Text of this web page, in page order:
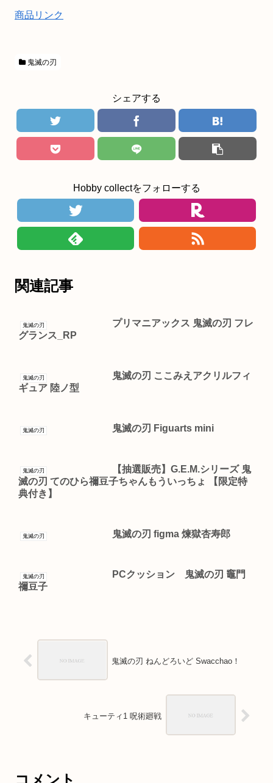
商品リンク
鬼滅の刃
シェアする
Hobby collectをフォローする
関連記事
鬼滅の刃
プリマニアックス 鬼滅の刃 フレ
グランス_RP
鬼滅の刃
鬼滅の刃 ここみえアクリルフィ
ギュア 陸ノ型
鬼滅の刃 鬼滅の刃 Figuarts mini
鬼滅の刃
【抽選販売】G.E.M.シリーズ 鬼
滅の刃 てのひら禰豆子ちゃんもういっちょ 【限定特
典付き】
鬼滅の刃 鬼滅の刃 figma 煉獄杏寿郎
鬼滅の刃
PCクッション 鬼滅の刃 竈門
禰豆子
鬼滅の刃 ねんどろいど Swacchao！
キューティ1 呪術廻戦
コメント